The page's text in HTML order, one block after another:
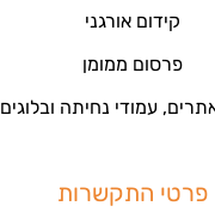
קידום אורגני
פרסום ממומן
עמודי נחיתה ובלוגים
פרטי התקשרות